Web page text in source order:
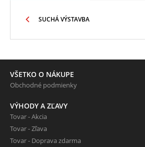
SUCHÁ VÝSTAVBA
VŠETKO O NÁKUPE
Obchodné podmienky
VÝHODY A ZĽAVY
Tovar - Akcia
Tovar - Zľava
Tovar - Doprava zdarma